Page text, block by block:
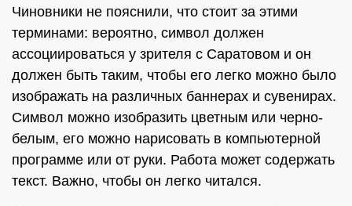
Чиновники не пояснили, что стоит за этими
терминами: вероятно, символ должен
ассоциироваться у зрителя с Саратовом и он
должен быть таким, чтобы его легко можно было
изображать на различных баннерах и сувенирах.
Символ можно изобразить цветным или черно-
белым, его можно нарисовать в компьютерной
программе или от руки. Работа может содержать
текст. Важно, чтобы он легко читался.